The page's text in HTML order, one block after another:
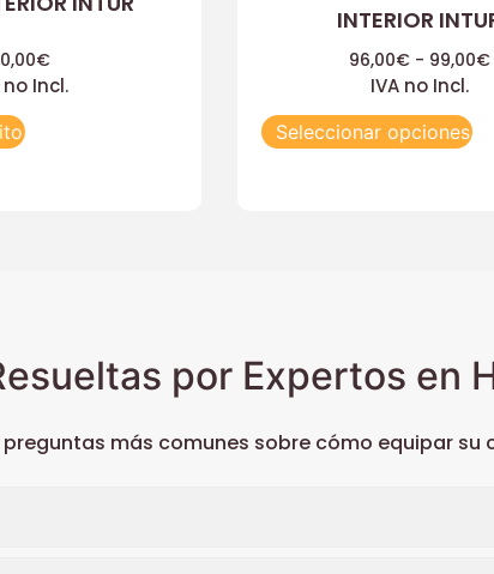
€
no Incl.
INTERIOR
96,00€ - 99,00€
IVA no Incl.
Seleccionar opciones
por Expertos en
más comunes sobre cómo equipar su